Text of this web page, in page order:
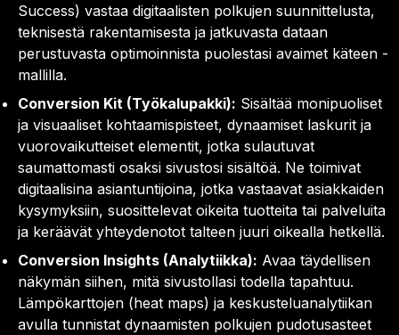
Success) vastaa digitaalisten polkujen suunnittelusta,
teknisestä rakentamisesta ja jatkuvasta dataan
perustuvasta optimoinnista puolestasi avaimet käteen -
mallilla.
Conversion Kit (Työkalupakki): Sisältää monipuoliset
ja visuaaliset kohtaamispisteet, dynaamiset laskurit ja
vuorovaikutteiset elementit, jotka sulautuvat
saumattomasti osaksi sivustosi sisältöä. Ne toimivat
digitaalisina asiantuntijoina, jotka vastaavat asiakkaiden
kysymyksiin, suosittelevat oikeita tuotteita tai palveluita
ja keräävät yhteydenotot talteen juuri oikealla hetkellä.
Conversion Insights (Analytiikka): Avaa täydellisen
näkymän siihen, mitä sivustollasi todella tapahtuu.
Lämpökarttojen (heat maps) ja keskusteluanalytiikan
avulla tunnistat dynaamisten polkujen pudotusasteet